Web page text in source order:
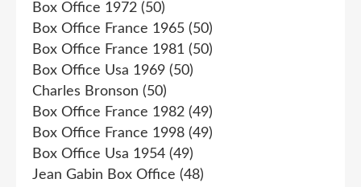
Box Office 1972 (50)
Box Office France 1965 (50)
Box Office France 1981 (50)
Box Office Usa 1969 (50)
Charles Bronson (50)
Box Office France 1982 (49)
Box Office France 1998 (49)
Box Office Usa 1954 (49)
Jean Gabin Box Office (48)